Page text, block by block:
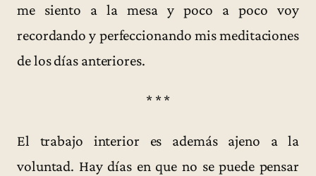
me siento a la mesa y poco a poco voy
recordando y perfeccionando mis meditaciones
de los días anteriores.
* * *
El trabajo interior es además ajeno a la
voluntad. Hay días en que no se puede pensar